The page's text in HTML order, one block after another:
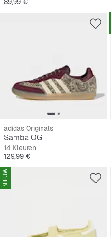
89,99 €
adidas Originals
Samba OG
14 Kleuren
Prijs
129,99 €
NIEUW